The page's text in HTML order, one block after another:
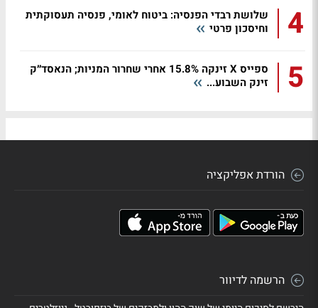
4
שלושת רבדי הפנסיה: ביטוח לאומי, פנסיה תעסוקתית
וחיסכון פרטי
5
ספייס X זינקה 15.8% אחרי שחרור המניות; הנאסד״ק
זינק השבוע...
הורדת אפליקציה
הרשמה לדיוור